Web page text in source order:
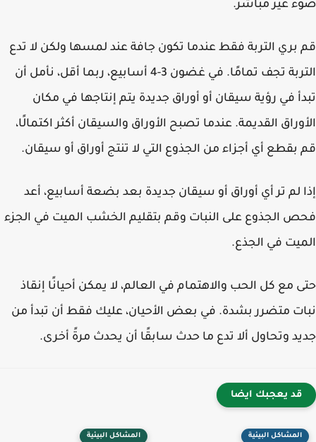
غير مباشر.
بري التربة فقط عندما تكون جافة عند لمسها ولكن لا تدع
التربة تجف تمامًا. في غضون 3-4 أسابيع، ربما أقل، نأمل أن
في رؤية سيقان أو أوراق جديدة يتم إنتاجها في مكان
القديمة. عندما تصبح الأوراق والسيقان أكثر اكتمالًا،
بقطع أي أجزاء من الجذوع التي لا تنتج أوراق أو سيقان.
لم تر أي أوراق أو سيقان جديدة بعد بضعة أسابيع، أعد
الجذوع على النبات وقم بتقليم الخشب الميت في الجزء
في الجذع.
مع كل الحب والاهتمام في العالم، لا يمكن أحيانًا إنقاذ
متضرر بشدة. في بعض الأحيان، عليك فقط أن تبدأ من
وتحاول ألا تدع ما حدث سابقًا أن يحدث مرةً أخرى.
قد يعجبك ايضا
المشاكل البيئية المشاكل البيئية